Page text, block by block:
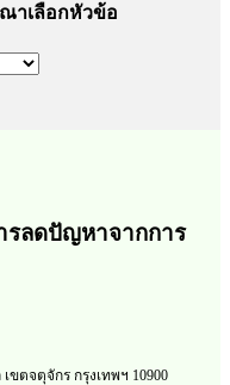
าเลือกหัวข้อ
ลดปัญหาจากการ
ขตจตุจักร กรุงเทพฯ 10900